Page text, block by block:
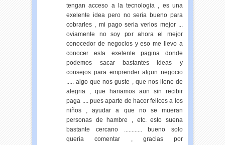
tengan acceso a la tecnologia , es una
exelente idea pero no seria bueno para
cobrarles , mi pago seria verlos mejor ...
oviamente no soy por ahora el mejor
conocedor de negocios y eso me llevo a
conocer esta exelente pagina donde
podemos sacar bastantes ideas y
consejos para emprender algun negocio
..... algo que nos guste , que nos llene de
alegria , que hariamos aun sin recibir
paga .... pues aparte de hacer felices a los
niños , ayudar a que no se mueran
personas de hambre , etc. esto suena
bastante cercano ............ bueno solo
queria comentar , gracias por